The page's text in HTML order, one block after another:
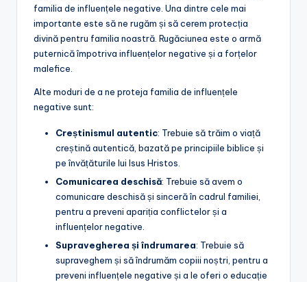
familia de influențele negative. Una dintre cele mai
importante este să ne rugăm și să cerem protecția
divină pentru familia noastră. Rugăciunea este o armă
puternică împotriva influențelor negative și a forțelor
malefice.
Alte moduri de a ne proteja familia de influențele
negative sunt:
Creștinismul autentic: Trebuie să trăim o viață
creștină autentică, bazată pe principiile biblice și
pe învățăturile lui Isus Hristos.
Comunicarea deschisă: Trebuie să avem o
comunicare deschisă și sinceră în cadrul familiei,
pentru a preveni apariția conflictelor și a
influențelor negative.
Supravegherea și îndrumarea: Trebuie să
supraveghem și să îndrumăm copiii noștri, pentru a
preveni influențele negative și a le oferi o educație